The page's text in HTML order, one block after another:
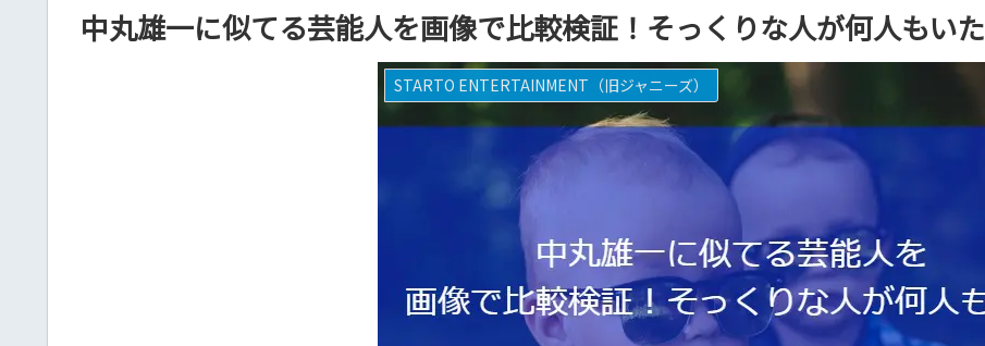
中丸雄一に似てる芸能人を画像で比較検証！そっくりな人が何人もいた
STARTO ENTERTAINMENT（旧ジャニーズ）